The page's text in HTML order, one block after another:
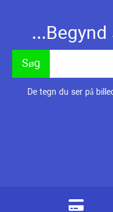
De tegn du ser på